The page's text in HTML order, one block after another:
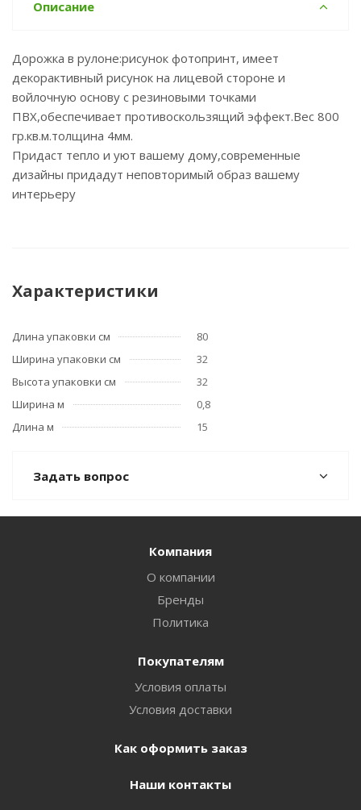
Описание
Дорожка в рулоне:рисунок фотопринт, имеет
декорактивный рисунок на лицевой стороне и
войлочную основу с резиновыми точками
ПВХ,обеспечивает противоскользящий эффект.Вес 800
гр.кв.м.толщина 4мм.
Придаст тепло и уют вашему дому,современные
дизайны придадут неповторимый образ вашему
интерьеру
Характеристики
Длина упаковки см
80
Ширина упаковки см
32
Высота упаковки см
32
Ширина м
0,8
Длина м
15
Задать вопрос
Компания
О компании
Бренды
Политика
Покупателям
Условия оплаты
Условия доставки
Как оформить заказ
Наши контакты